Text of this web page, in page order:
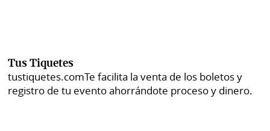
Tus Tiquetes
tustiquetes.comTe facilita la venta de los boletos y
registro de tu evento ahorrándote proceso y dinero.